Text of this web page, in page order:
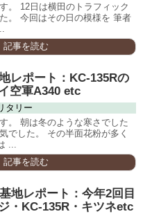
。 12日は横田のトラフィック
。 今回はその日の模様を 筆者
記事を読む
レポート：KC-135Rの
空軍A340 etc
タリー
。 朝は冬のような寒さでした
でした。 その半面花粉が多く
...
記事を読む
地レポート：今年2回目
・KC-135R・キツネetc